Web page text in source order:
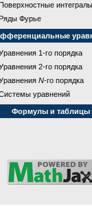
интегралы
Ряды Фурье
1-го порядка
2-го порядка
N-го порядка
уравнений
Формулы и таблицы